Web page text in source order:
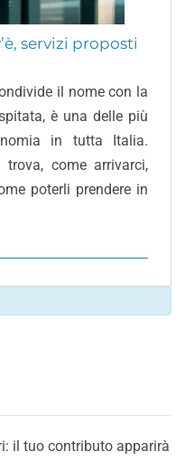
servizi proposti
il nome con la
è una delle più
in tutta Italia.
come arrivarci,
poterli prendere in
il tuo contributo apparirà